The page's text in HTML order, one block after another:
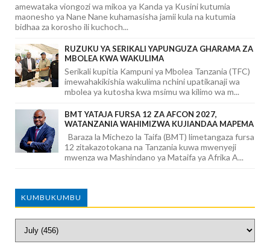
amewataka viongozi wa mikoa ya Kanda ya Kusini kutumia
maonesho ya Nane Nane kuhamasisha jamii kula na kutumia
bidhaa za korosho ili kuchoch...
RUZUKU YA SERIKALI YAPUNGUZA GHARAMA ZA
MBOLEA KWA WAKULIMA
Serikali kupitia Kampuni ya Mbolea Tanzania (TFC)
imewahakikishia wakulima nchini upatikanaji wa
mbolea ya kutosha kwa msimu wa kilimo wa m...
BMT YATAJA FURSA 12 ZA AFCON 2027,
WATANZANIA WAHIMIZWA KUJIANDAA MAPEMA
Baraza la Michezo la Taifa (BMT) limetangaza fursa
12 zitakazotokana na Tanzania kuwa mwenyeji
mwenza wa Mashindano ya Mataifa ya Afrika A...
KUMBUKUMBU